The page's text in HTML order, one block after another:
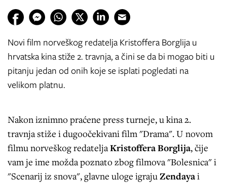
Novi film norveškog redatelja Kristoffera Borglija u
hrvatska kina stiže 2. travnja, a čini se da bi mogao biti u
pitanju jedan od onih koje se isplati pogledati na
velikom platnu.
Nakon iznimno praćene press turneje, u kina 2.
travnja stiže i dugoočekivani film "Drama". U novom
filmu norveškog redateljaKristoffera Borglija, čije
vam je ime možda poznato zbog filmova "Bolesnica" i
"Scenarij iz snova", glavne uloge igrajuZendayai